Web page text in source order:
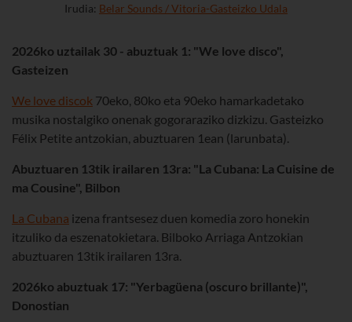
Irudia: Belar Sounds / Vitoria-Gasteizko Udala
2026ko uztailak 30 - abuztuak 1: "We love disco",
Gasteizen
We love discok 70eko, 80ko eta 90eko hamarkadetako
musika nostalgiko onenak gogoraraziko dizkizu. Gasteizko
Félix Petite antzokian, abuztuaren 1ean (larunbata).
Abuztuaren 13tik irailaren 13ra: "La Cubana: La Cuisine de
ma Cousine", Bilbon
La Cubana izena frantsesez duen komedia zoro honekin
itzuliko da eszenatokietara. Bilboko Arriaga Antzokian
abuztuaren 13tik irailaren 13ra.
2026ko abuztuak 17: "Yerbagüena (oscuro brillante)",
Donostian